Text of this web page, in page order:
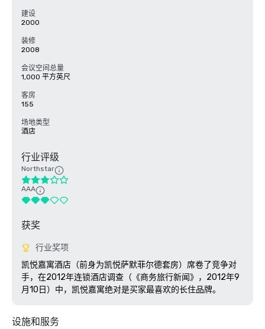
建设
2000
装修
2008
会议空间总量
1,000 平方英尺
客房
155
场地类型
酒店
行业评级
Northstar
AAA
获奖
行业奖项
凯悦嘉寓酒店（前身为凯悦萨默菲尔德套房）席卷了竞争对
手，在2012年连锁酒店调查（《商务旅行新闻》，2012年9
月10日）中，凯悦嘉寓绝对是买家最喜欢的长住品牌。
设施和服务